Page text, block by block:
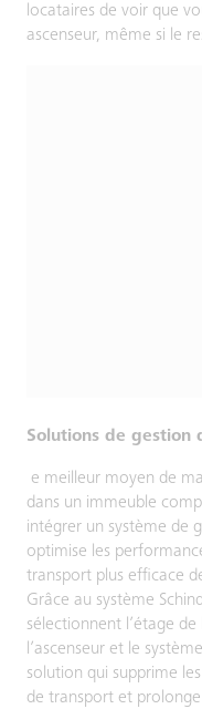
locataires de voir que
ascenseur, même si le
Solutions de gestion
e meilleur moyen de
dans un immeuble
intégrer un système de
optimise les
transport plus efficace
Grâce au système
sélectionnent l’étage
l’ascenseur et le
solution qui supprime
de transport et prolonge